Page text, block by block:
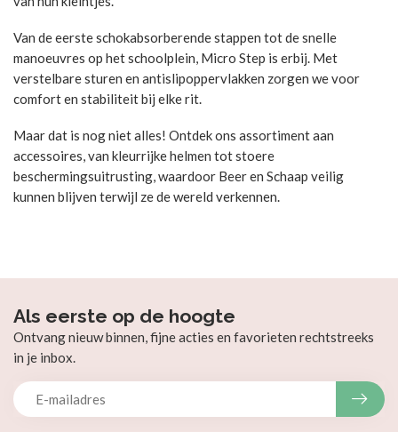
Van de eerste schokabsorberende stappen tot de snelle
manoeuvres op het schoolplein, Micro Step is erbij. Met
verstelbare sturen en antislipoppervlakken zorgen we voor
comfort en stabiliteit bij elke rit.
Maar dat is nog niet alles! Ontdek ons assortiment aan
accessoires, van kleurrijke helmen tot stoere
beschermingsuitrusting, waardoor Beer en Schaap veilig
kunnen blijven terwijl ze de wereld verkennen.
Als eerste op de hoogte
Ontvang nieuw binnen, fijne acties en favorieten rechtstreeks
in je inbox.